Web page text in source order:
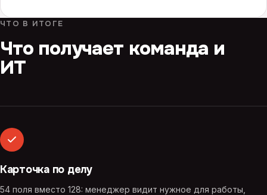
ЧТО В ИТОГЕ
Что получает команда и
ИТ
Карточка по делу
54 поля вместо 128: менеджер видит нужное для работы,